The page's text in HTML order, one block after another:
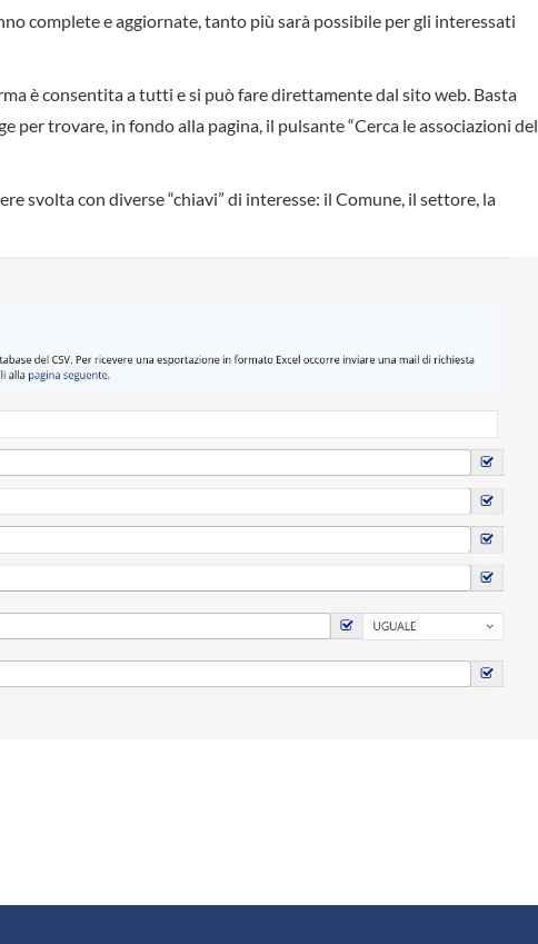
complete e aggiornate, tanto più sarà possibile per gli interessati
è consentita a tutti e si può fare direttamente dal sito web. Basta
per trovare, in fondo alla pagina, il pulsante “Cerca le associazioni del
svolta con diverse “chiavi” di interesse: il Comune, il settore, la